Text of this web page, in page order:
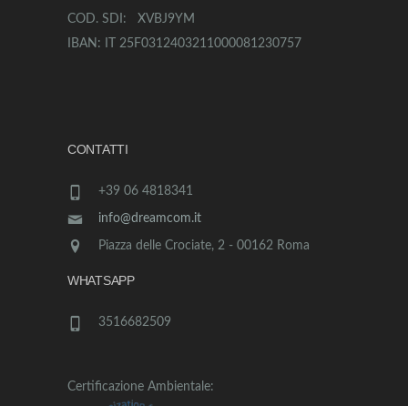
COD. SDI: XVBJ9YM
IBAN: IT 25F0312403211000081230757
CONTATTI
+39 06 4818341
info@dreamcom.it
Piazza delle Crociate, 2 - 00162 Roma
WHATSAPP
3516682509
Certificazione Ambientale: